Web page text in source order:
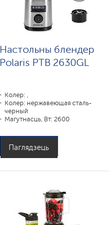
Настольны блендер
Polaris PTB 2630GL
Колер: ,
Колер: нержавеющая сталь-
черный
Магутнасць, Вт: 2600
сталь, Пластык
Матэрыял збана: Шкло
Паглядзець